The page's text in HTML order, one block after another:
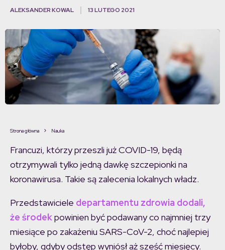
ALEKSANDER KOWAL 13 LUTEGO 2021
Strona główna Nauka
Francuzi, którzy przeszli już COVID-19, będą
otrzymywali tylko jedną dawkę szczepionki na
koronawirusa. Takie są zalecenia lokalnych władz.
Przedstawiciele departamentu zdrowia dodali,
że środekpowinien być podawany co najmniej trzy
miesiące po zakażeniu SARS-CoV-2, choć najlepiej
byłoby, gdyby odstęp wyniósł aż sześć miesięcy.